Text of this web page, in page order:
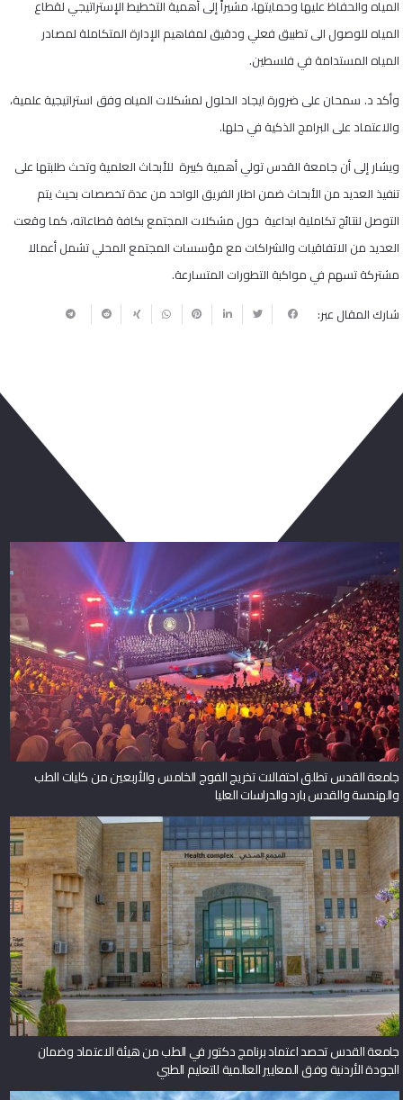
المياه والحفاظ عليها وحمايتها، مشيراً إلى أهمية التخطيط الإستراتيجي لقطاع
المياه للوصول الى تطبيق فعلي ودقيق لمفاهيم الإدارة المتكاملة لمصادر
المياه المستدامة في فلسطين.
وأكد د. سمحان على ضرورة ايجاد الحلول لمشكلات المياه وفق استراتيجية علمية،
والاعتماد على البرامج الذكية في حلها.
ويشار إلى أن جامعة القدس تولي أهمية كبيرة للأبحاث العلمية وتحث طلبتها على
تنفيذ العديد من الأبحاث ضمن اطار الفريق الواحد من عدة تخصصات بحيث يتم
التوصل لنتائج تكاملية ابداعية حول مشكلات المجتمع بكافة قطاعاته، كما وقعت
العديد من الاتفاقيات والشراكات مع مؤسسات المجتمع المحلي تشمل أعمالا
مشتركة تسهم في مواكبة التطورات المتسارعة.
شارك المقال عبر:
جامعة القدس تطلق احتفالات تخريج الفوج الخامس والأربعين من كليات الطب
والهندسة والقدس بارد والدراسات العليا
جامعة القدس تحصد اعتماد برنامج دكتور في الطب من هيئة الاعتماد وضمان
الجودة الأردنية وفق المعايير العالمية للتعليم الطبي